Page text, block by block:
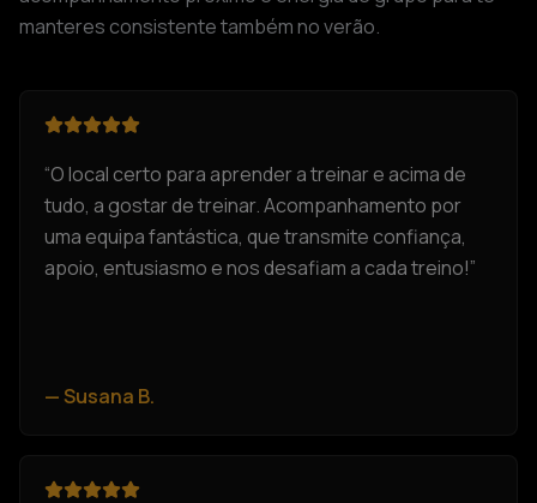
manteres consistente também no verão.
“O local certo para aprender a treinar e acima de
tudo, a gostar de treinar. Acompanhamento por
uma equipa fantástica, que transmite confiança,
apoio, entusiasmo e nos desafiam a cada treino!”
—Susana B.